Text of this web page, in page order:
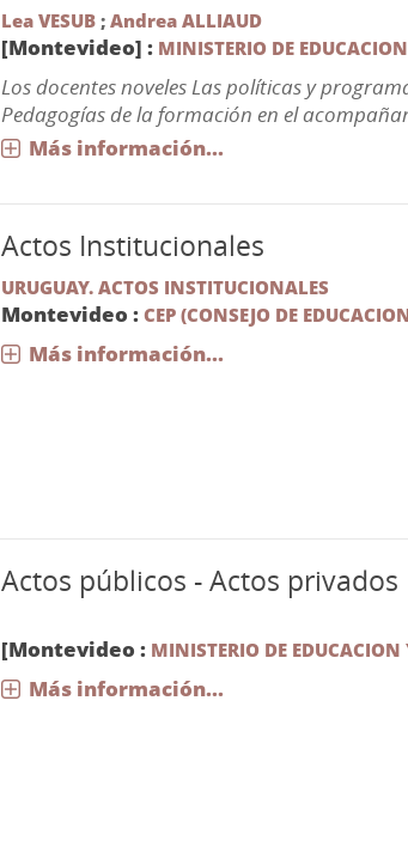
Lea VESUB ;Andrea ALLIAUD
[Montevideo] : MINISTERIO DE
Los docentes noveles Las políticas y
Pedagogías de la formación en el
Más información...
Actos Institucionales
URUGUAY. ACTOS INSTITUCIONALES
Montevideo :CEP (CONSEJO DE
Más información...
Actos públicos - Actos privados
[Montevideo : MINISTERIO DE EDUCACION
Más información...